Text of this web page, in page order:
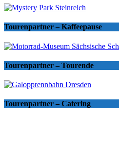
Tourenpartner – Kaffeepause
Tourenpartner – Tourende
Tourenpartner – Catering